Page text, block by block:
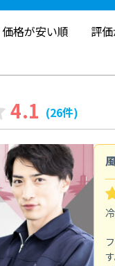
価格が安い順 評
4.1 (26件)